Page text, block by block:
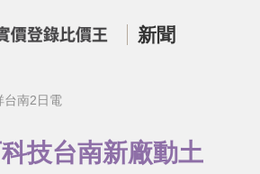
新聞
台南2日電
技台南新廠動土